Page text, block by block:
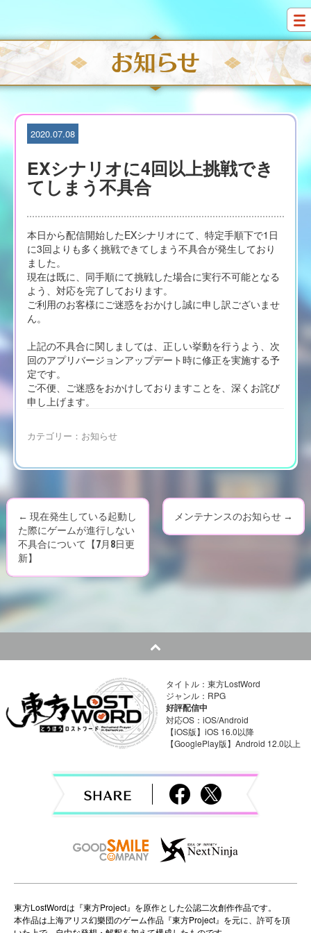
i
p
t
o
c
e
2020.07.08
EXシナリオに4回以上挑戦でき
てしまう不具合
本日から配信開始したEXシナリオにて、特定手順下で1日
に3回よりも多く挑戦できてしまう不具合が発生しており
ました。
現在は既に、同手順にて挑戦した場合に実行不可能となる
よう、対応を完了しております。
ご利用のお客様にご迷惑をおかけし誠に申し訳ございませ
ん。
上記の不具合に関しましては、正しい挙動を行うよう、次
回のアプリバージョンアップデート時に修正を実施する予
定です。
ご不便、ご迷惑をおかけしておりますことを、深くお詫び
申し上げます。
カテゴリー： お知らせ
P
o
s
t
v
i
n
← 現在発生している起動し
た際にゲームが進行しない
不具合について【7月8日更
新】
メンテナンスのお知らせ →
タイトル：東方LostWord
ジャンル：RPG
好評配信中
対応OS：iOS/Android
【iOS版】iOS 16.0以降
【GooglePlay版】Android 12.0以上
東方LostWordは『東方Project』を原作とした公認二次創作作品です。
本作品は上海アリス幻樂団のゲーム作品『東方Project』を元に、許可を頂